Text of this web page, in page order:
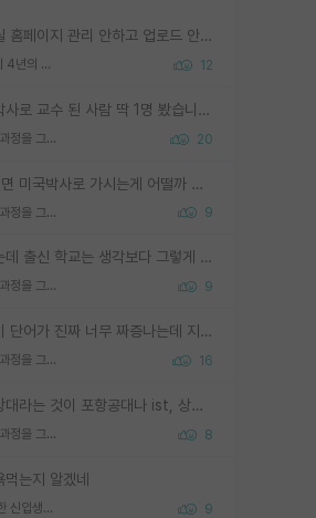
그냥 랩실 홈페이지 관리 안하고 업로드 안한거 아님?
연구실적이 4년의 공백이 있는거 어떻게 생각하냐 12
서성한 박사로 교수 된 사람 딱 1명 봤습니다. 근데 지방대 박사로 교수된 거는 기적이 일어나야되요. 서성한 학부부터여도 빡센게 교수임용일텐데 지방대박사로 무슨 교수가 되나요...... 중소기업/중견기업 팀장급/연구소장급이나 될거 같네요.
SSH 박사과정을 그만두고 지방대 박사로 옮기면 교수의 꿈은 끝일까요? 20
옮기시려면 미국박사로 가시는게 어떨까 싶네요. 교수가 꿈이면 미국박사 하고 미국교수 까지 같이 노리시는게 기회가 많지 않을까요?
SSH 박사과정을 그만두고 지방대 박사로 옮기면 교수의 꿈은 끝일까요? 9
교수 뽑는데 출신 학교는 생각보다 그렇게 안 봄. 앞으로는 더 안 보게 될거임. 박사는 어디서 진행해도 됨. 단, 제대로 쌓고 좋은 실적 만들 수 있다면. 그런데 지방대는 그럴 가능성이 지극히 낮음. 나만 열심히 잘 하면 된다? 인간은 주변 환경에 지배되는 나약한 존재임. 주변의 지방대 대학원생과 섞이고 지방 특유의 여유로움 또는 나쁘게 얘기해서 나태함에 젖어 살다보면 교수의 꿈 자체를 잊어버리게 될 가능성도 있음. 주변 환경이 70~80%임.
SSH 박사과정을 그만두고 지방대 박사로 옮기면 교수의 꿈은 끝일까요? 9
지방대 이 단어가 진짜 너무 짜증나는데 지방대면 다 그냥 쓰레기인가요? 무슨 말 같지도 않은 댓글들이 있는건지??? 지방에도 충분히 좋은 대학 많고 충분히 잘하는 교수님들 많습니다 포항공대 4개 IST 대표 지거국들 여기 모두 다 지방에 있고 여기 출신들 중에 교수하는 분들 적지 않습니다 지거국 출신이 무슨 교수를 하냐?라고 생각할 사람들 많은데 상위 대표 지거국에 아웃라이어들 많습니다 결국 개인의 연구역량과 실적이 중요합니다 이 역량을 펼치는데 있어서 지도교수와의 합도 중요합니다. 그리고 경력이 필요하면 해외포닥까지 다녀오세요
SSH 박사과정을 그만두고 지방대 박사로 옮기면 교수의 꿈은 끝일까요? 16
일단 지방대라는 것이 포항공대나 ist, 상위 지거국은 아니라고 생각하겠습니다. 그런곳은 서성한에 비해 소위 대학 네임밸류가 크게 뒤떨어지지는 않으니까요. 대학 이름이 중요하냐? 당연합니다. 대학 이름이 좋아서 좋은 아웃풋이 나오는 것이냐, 좋은 대학은 좋은 사람과 좋은 기회가 몰려있으니 아웃풋도 자연스럽게 좋아지는 것이냐? 대답하기 어려운 문제입니다. 아직 한국 사회에서 학벌을 보는 것도, 특히 이공계를 중심으로 학벌보다는 실적 위주라는 분위기가 형성되는 것도 사실입니다. 지방대 출신으로 전임교수가 될수 있느냐? 가능 불가능을 따지면 당연히 가능입니다. 지방대 박사 출신으로 전임교원이 된 경우가 실제로 있으니까요. 현실적인 가능성이 있느냐? 지금 이정도 대학의 교수가 되고싶다고 생각되는 대학 들어가서 컴공과 교수 목록 켜고 박사 어디서 받았는지 쭉 한번 보세요. 냉정하게 지방대 출신인 분들이 많지는 않으실겁니다.
SSH 박사과정을 그만두고 지방대 박사로 옮기면 교수의 꿈은 끝일까요? 8
먹는지 알겠네
입학도 안한 신입생이 원래 관심을 받나요 9